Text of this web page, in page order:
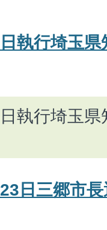
執行埼玉
執行埼玉
日三郷市